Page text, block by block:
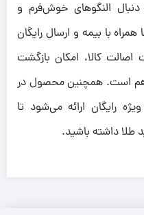
النگوهای خوش‌فرم و
با بیمه و ارسال رایگان
کالا، امکان بازگشت
است. همچنین محصول در
رایگان ارائه می‌شود تا
داشته باشید.